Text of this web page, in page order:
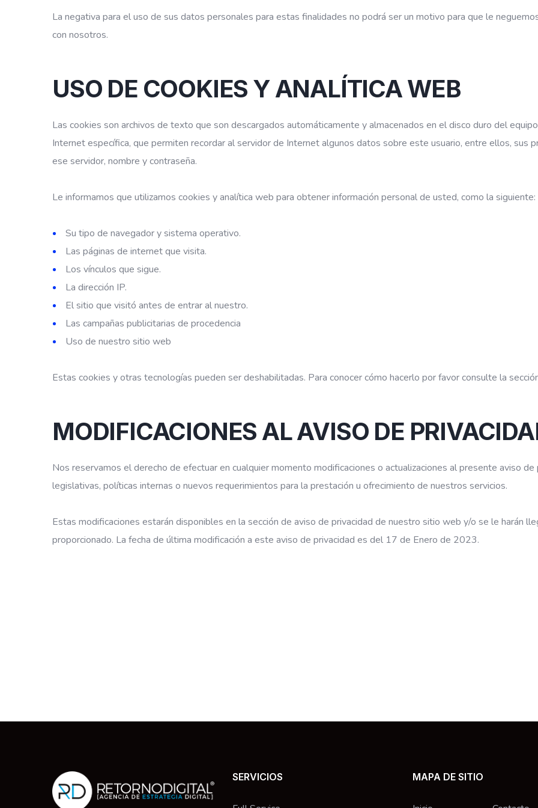
La negativa para el uso de sus datos personales para estas finalidades no podrá ser un motivo para que le
con nosotros.
USO DE COOKIES Y ANALÍTICA WEB
Las cookies son archivos de texto que son descargados automáticamente y almacenados en el disco duro del
Internet específica, que permiten recordar al servidor de Internet algunos datos sobre este usuario, entre ellos, sus
ese servidor, nombre y contraseña.
Le informamos que utilizamos cookies y analítica web para obtener información personal de usted, como la siguiente:
Su tipo de navegador y sistema operativo.
Las páginas de internet que visita.
Los vínculos que sigue.
La dirección IP.
El sitio que visitó antes de entrar al nuestro.
Las campañas publicitarias de procedencia
Uso de nuestro sitio web
Estas cookies y otras tecnologías pueden ser deshabilitadas. Para conocer cómo hacerlo por favor consulte la
MODIFICACIONES AL AVISO DE
Nos reservamos el derecho de efectuar en cualquier momento modificaciones o actualizaciones al presente aviso
legislativas, políticas internas o nuevos requerimientos para la prestación u ofrecimiento de nuestros servicios.
Estas modificaciones estarán disponibles en la sección de aviso de privacidad de nuestro sitio web y/o se le harán
proporcionado. La fecha de última modificación a este aviso de privacidad es del 17 de Enero de 2023.
SERVICIOS MAPA DE SITIO